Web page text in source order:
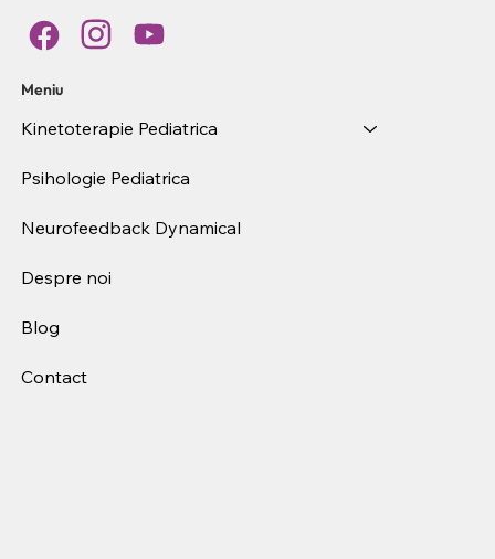
Meniu
Kinetoterapie Pediatrica
Psihologie Pediatrica
Neurofeedback Dynamical
Despre noi
Blog
Contact